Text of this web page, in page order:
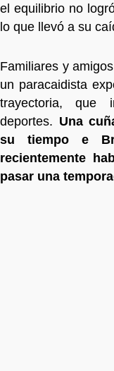
el equilibrio no
lo que llevó a su
Familiares y
un paracaidista
trayectoria, que
deportes. Una
su tiempo e
recientemente
pasar una